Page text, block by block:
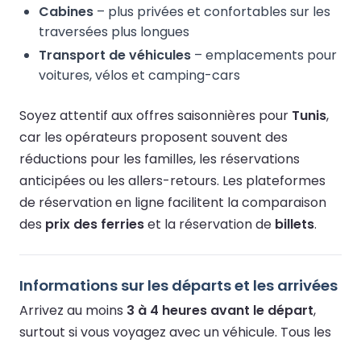
Cabines – plus privées et confortables sur les
traversées plus longues
Transport de véhicules – emplacements pour
voitures, vélos et camping-cars
Soyez attentif aux offres saisonnières pour Tunis,
car les opérateurs proposent souvent des
réductions pour les familles, les réservations
anticipées ou les allers-retours. Les plateformes
de réservation en ligne facilitent la comparaison
des prix des ferrieset la réservation de billets.
Informations sur les départs et les arrivées
Arrivez au moins 3 à 4 heures avant le départ,
surtout si vous voyagez avec un véhicule. Tous les